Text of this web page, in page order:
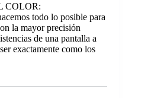
COLOR:
todo lo posible para
la mayor precisión
de una pantalla a
exactamente como los